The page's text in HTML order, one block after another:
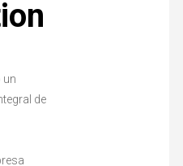
un
de